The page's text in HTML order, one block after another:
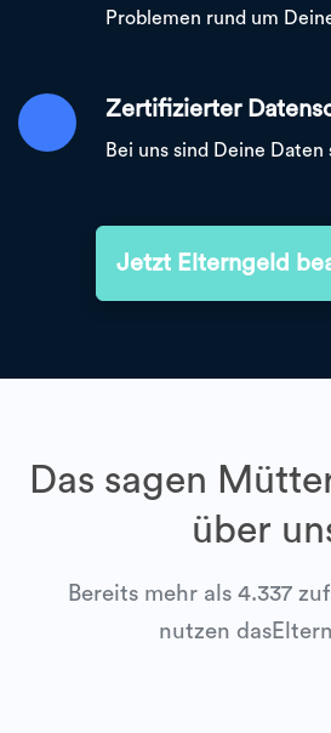
Problemen rund um
Zertifizierter
Bei uns sind Deine
Jetzt Elterngeld
Das sagen
über
Bereits mehr als 4.337
nutzen